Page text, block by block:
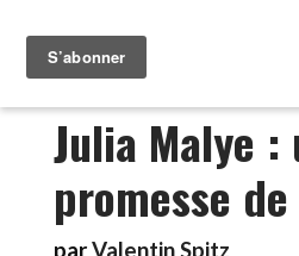
Julia Malye :
promesse de
parValentin Spitz